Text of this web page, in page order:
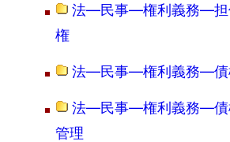
法―民事―権利義務―担
権
法―民事―権利義務―債
法―民事―権利義務―債
管理